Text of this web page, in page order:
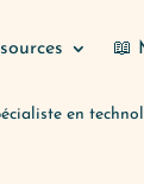
📖
en